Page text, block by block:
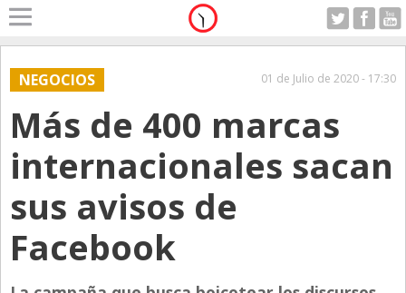
Home
A Motor
Alerta
Anticipo
Campo
Carrera & Emprendedores
Club House
Lunes 10.08.2026
NEGOCIOS 01 de Julio de 2020 - 17:30
Más de 400 marcas
internacionales sacan
sus avisos de
Facebook